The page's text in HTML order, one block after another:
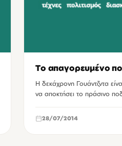
Το απαγορευμένο
Η δεκάχρονη Γουάντζντα
να αποκτήσει το πράσινο
28/07/2014